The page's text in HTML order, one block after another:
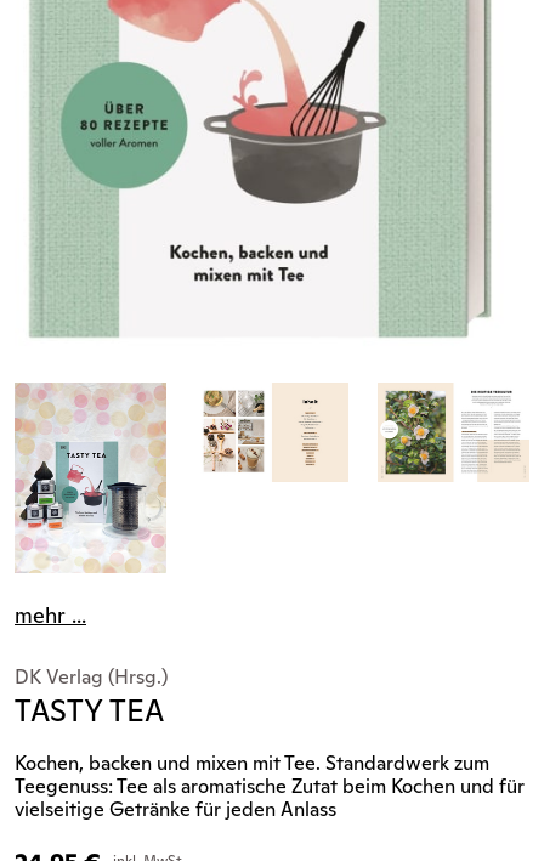
mehr ...
DK Verlag (Hrsg.)
TASTY TEA
Kochen, backen und mixen mit Tee. Standardwerk zum
Teegenuss: Tee als aromatische Zutat beim Kochen und für
vielseitige Getränke für jeden Anlass